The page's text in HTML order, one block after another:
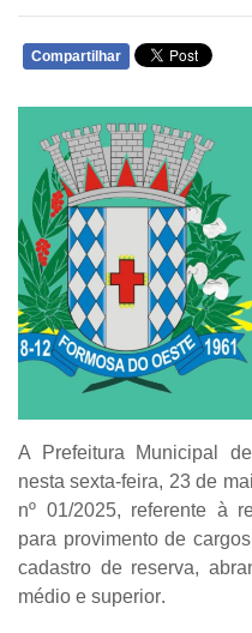
Compartilhar
A Prefeitura Municipal
nesta sexta-feira, 23 de
nº 01/2025, referente à
para provimento de
cadastro de reserva,
médio e superior.